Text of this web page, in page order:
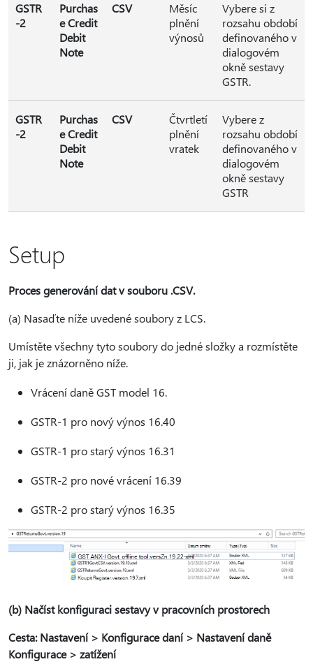
GSTR
-2
Purchas
e Credit
Debit
Note
CSV
Měsíc
plnění
výnosů
Vybere si z
rozsahu období
definovaného v
dialogovém
okně sestavy
GSTR.
GSTR
-2
Purchas
e Credit
Debit
Note
CSV
Čtvrtletí
plnění
vratek
Vybere z
rozsahu období
definovaného v
dialogovém
okně sestavy
GSTR
Setup
Proces generování dat v souboru .CSV.
(a) Nasaďte níže uvedené soubory z LCS.
Umístěte všechny tyto soubory do jedné složky a rozmístěte
ji, jak je znázorněno níže.
Vrácení daně GST model 16.
GSTR-1 pro nový výnos 16.40
GSTR-1 pro starý výnos 16.31
GSTR-2 pro nové vrácení 16.39
GSTR-2 pro starý výnos 16.35
(b) Načíst konfiguraci sestavy v pracovních prostorech
Cesta: Nastavení > Konfigurace daní > Nastavení daně
Konfigurace > zatížení